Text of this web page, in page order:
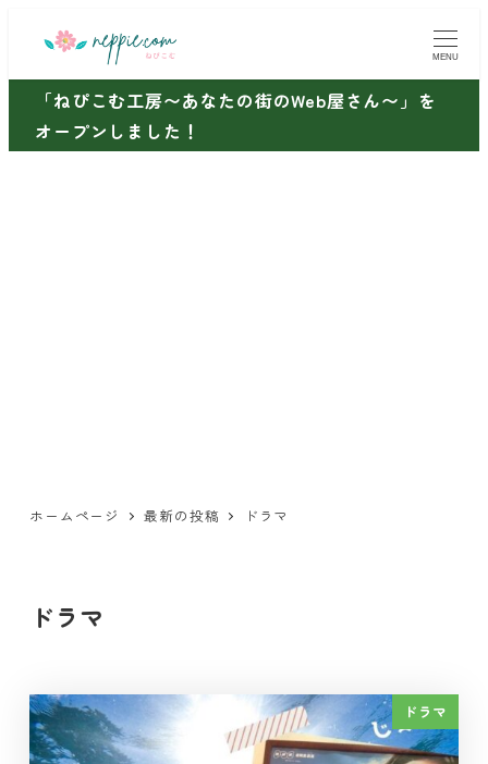
ン
ン
MENU
「ねぴこむ工房〜あなたの街のWeb屋さん〜」を
オープンしました！
ホームページ 最新の投稿 ドラマ
ドラマ
ドラマ